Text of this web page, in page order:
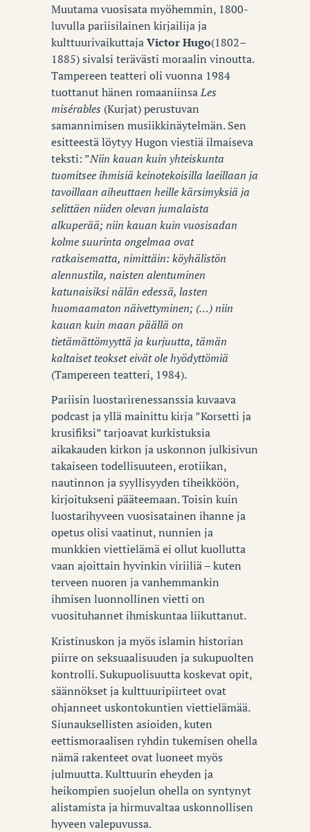
Muutama vuosisata myöhemmin, 1800-
luvulla pariisilainen kirjailija ja
kulttuurivaikuttajaVictor Hugo(1802–
1885) sivalsi terävästi moraalin vinoutta.
Tampereen teatteri oli vuonna 1984
tuottanut hänen romaaniinsaLes
misérables (Kurjat) perustuvan
samannimisen musiikkinäytelmän. Sen
esitteestä löytyy Hugon viestiä ilmaiseva
teksti: ”Niin kauan kuin yhteiskunta
tuomitsee ihmisiä keinotekoisilla laeillaan ja
tavoillaan aiheuttaen heille kärsimyksiä ja
selittäen niiden olevan jumalaista
alkuperää; niin kauan kuin vuosisadan
kolme suurinta ongelmaa ovat
ratkaisematta, nimittäin: köyhälistön
alennustila, naisten alentuminen
katunaisiksi nälän edessä, lasten
huomaamaton näivettyminen; (…) niin
kauan kuin maan päällä on
tietämättömyyttä ja kurjuutta, tämän
kaltaiset teokset eivät ole hyödyttömiä
(Tampereen teatteri, 1984).
Pariisin luostarirenessanssia kuvaava
podcast ja yllä mainittu kirja ”Korsetti ja
krusifiksi” tarjoavat kurkistuksia
aikakauden kirkon ja uskonnon julkisivun
takaiseen todellisuuteen, erotiikan,
nautinnon ja syyllisyyden tiheikköön,
kirjoitukseni pääteemaan. Toisin kuin
luostarihyveen vuosisatainen ihanne ja
opetus olisi vaatinut, nunnien ja
munkkien viettielämä ei ollut kuollutta
vaan ajoittain hyvinkin viriiliä – kuten
terveen nuoren ja vanhemmankin
ihmisen luonnollinen vietti on
vuosituhannet ihmiskuntaa liikuttanut.
Kristinuskon ja myös islamin historian
piirre on seksuaalisuuden ja sukupuolten
kontrolli. Sukupuolisuutta koskevat opit,
säännökset ja kulttuuripiirteet ovat
ohjanneet uskontokuntien viettielämää.
Siunauksellisten asioiden, kuten
eettismoraalisen ryhdin tukemisen ohella
nämä rakenteet ovat luoneet myös
julmuutta. Kulttuurin eheyden ja
heikompien suojelun ohella on syntynyt
alistamista ja hirmuvaltaa uskonnollisen
hyveen valepuvussa.